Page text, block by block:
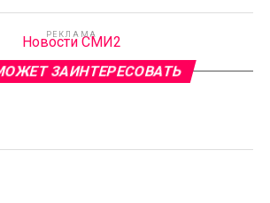
РЕКЛАМА
Новости СМИ2
ЗАИНТЕРЕСОВАТЬ